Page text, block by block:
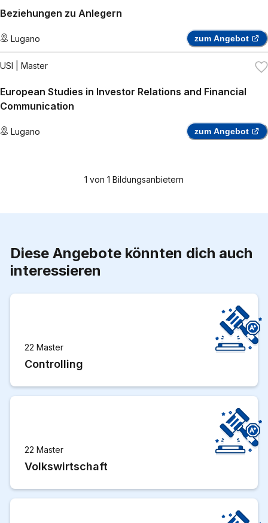
Beziehungen zu Anlegern
Lugano zum Angebot
USI | Master
European Studies in Investor Relations and Financial
Communication
Lugano zum Angebot
1 von 1 Bildungsanbietern
Diese Angebote könnten dich auch
interessieren
22 Master
Controlling
22 Master
Volkswirtschaft